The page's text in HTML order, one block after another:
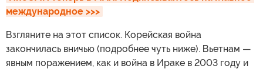
международное >>>
Взгляните на этот список. Корейская война
закончилась вничью (подробнее чуть ниже). Вьетнам —
явным поражением, как и война в Ираке в 2003 году и